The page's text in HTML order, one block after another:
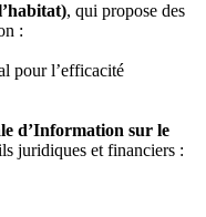
, qui propose des
:
pour l’efficacité
d’Information sur le
juridiques et financiers :